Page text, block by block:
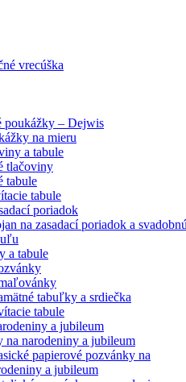
vrecúška
poukážky – Dejwis
na mieru
a tabule
tlačoviny
tabule
tabule
poriadok
na zasadací poriadok a
a tabule
tabuľky a srdiečka
tabule
a jubileum
na narodeniny a jubileum
papierové pozvánky na
a jubileum